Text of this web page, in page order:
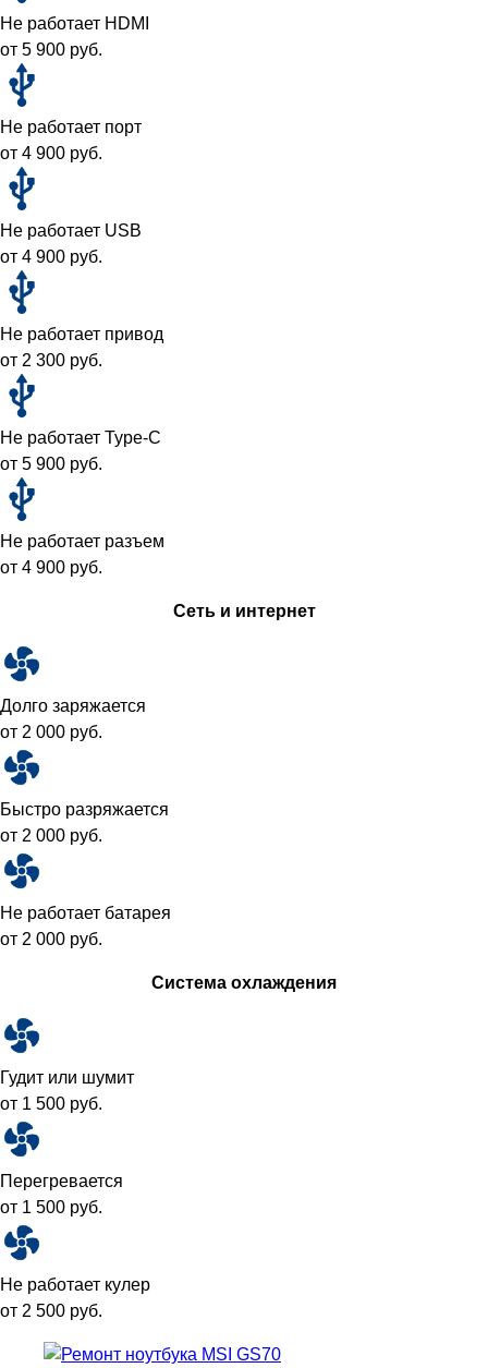
Не работает HDMI
от 5 900 руб.
Не работает порт
от 4 900 руб.
Не работает USB
от 4 900 руб.
Не работает привод
от 2 300 руб.
Не работает Type-C
от 5 900 руб.
Не работает разъем
от 4 900 руб.
Сеть и интернет
Долго заряжается
от 2 000 руб.
Быстро разряжается
от 2 000 руб.
Не работает батарея
от 2 000 руб.
Система охлаждения
Гудит или шумит
от 1 500 руб.
Перегревается
от 1 500 руб.
Не работает кулер
от 2 500 руб.